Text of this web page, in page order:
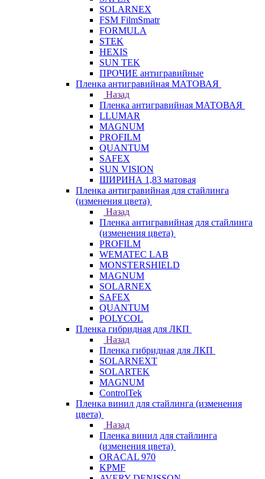
SOLARNEX
FSM FilmSmatr
FORMULA
STEK
HEXIS
SUN TEK
ПРОЧИЕ антигравийные
Пленка антигравийная МАТОВАЯ
Назад
Пленка антигравийная МАТОВАЯ
LLUMAR
MAGNUM
PROFILM
QUANTUM
SAFEX
SUN VISION
ШИРИНА 1,83 матовая
Пленка антигравийная для стайлинга
(изменения цвета)
Назад
Пленка антигравийная для стайлинга
(изменения цвета)
PROFILM
WEMATEC LAB
MONSTERSHIELD
MAGNUM
SOLARNEX
SAFEX
QUANTUM
POLYCOL
Пленка гибридная для ЛКП
Назад
Пленка гибридная для ЛКП
SOLARNEXT
SOLARTEK
MAGNUM
ControlTek
Пленка винил для стайлинга (изменения
цвета)
Назад
Пленка винил для стайлинга
(изменения цвета)
ORACAL 970
KPMF